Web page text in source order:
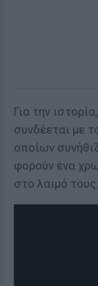
Για την
συνδέεται με
οποίων
φορούν ένα
στο λαιμό τους.